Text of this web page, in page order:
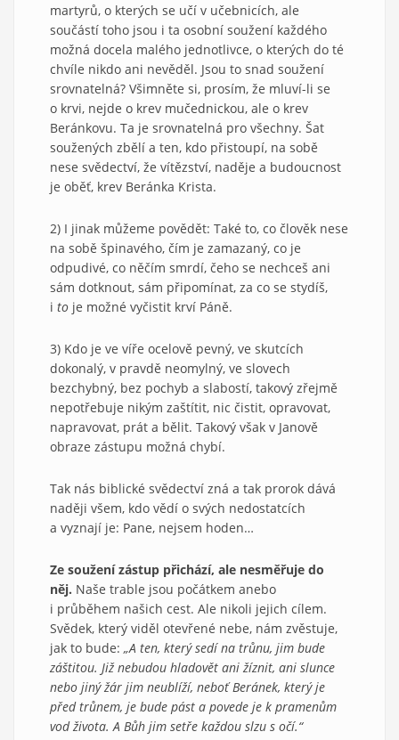
martyrů, o kterých se učí v učebnicích, ale
součástí toho jsou i ta osobní soužení každého
možná docela malého jednotlivce, o kterých do té
chvíle nikdo ani nevěděl. Jsou to snad soužení
srovnatelná? Všimněte si, prosím, že mluví-li se
o krvi, nejde o krev mučednickou, ale o krev
Beránkovu. Ta je srovnatelná pro všechny. Šat
soužených zbělí a ten, kdo přistoupí, na sobě
nese svědectví, že vítězství, naděje a budoucnost
je oběť, krev Beránka Krista.
2) I jinak můžeme povědět: Také to, co člověk nese
na sobě špinavého, čím je zamazaný, co je
odpudivé, co něčím smrdí, čeho se nechceš ani
sám dotknout, sám připomínat, za co se stydíš,
i to je možné vyčistit krví Páně.
3) Kdo je ve víře ocelově pevný, ve skutcích
dokonalý, v pravdě neomylný, ve slovech
bezchybný, bez pochyb a slabostí, takový zřejmě
nepotřebuje nikým zaštítit, nic čistit, opravovat,
napravovat, prát a bělit. Takový však v Janově
obraze zástupu možná chybí.
Tak nás biblické svědectví zná a tak prorok dává
naději všem, kdo vědí o svých nedostatcích
a vyznají je: Pane, nejsem hoden…
Ze soužení zástup přichází, ale nesměřuje do
něj. Naše trable jsou počátkem anebo
i průběhem našich cest. Ale nikoli jejich cílem.
Svědek, který viděl otevřené nebe, nám zvěstuje,
jak to bude: „A ten, který sedí na trůnu, jim bude
záštitou. Již nebudou hladovět ani žíznit, ani slunce
nebo jiný žár jim neublíží, neboť Beránek, který je
před trůnem, je bude pást a povede je k pramenům
vod života. A Bůh jim setře každou slzu s očí.“